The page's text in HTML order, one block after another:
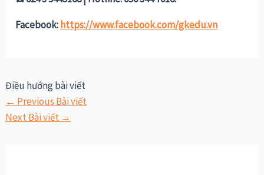
Facebook:https://www.facebook.com/gkedu.vn
Điều hướng bài viết
← Previous Bài viết
Next Bài viết →